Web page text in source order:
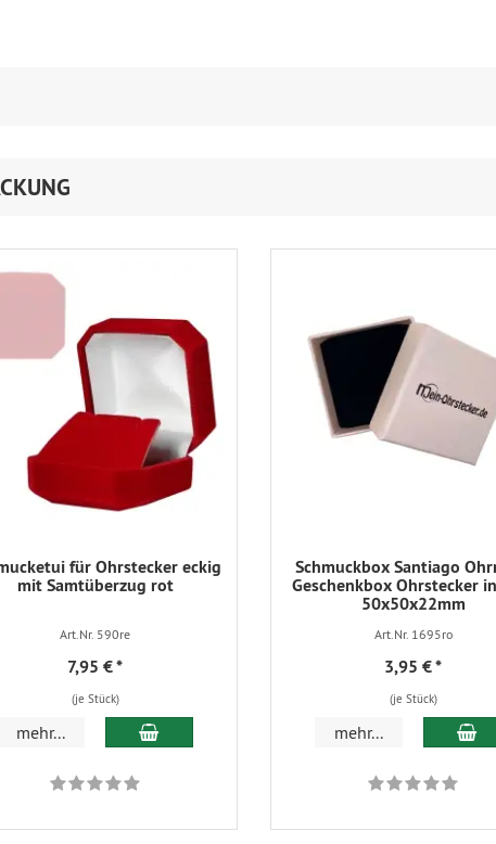
für Ohrstecker eckig
mit Samtüberzug rot
Art.Nr. 590re
7,95 €*
(je Stück)
mehr... In den Warenkorb
Schmuckbox Santiago
Geschenkbox Ohrstecker
50x50x22mm
Art.Nr. 1695ro
3,95 €*
(je Stück)
mehr... In